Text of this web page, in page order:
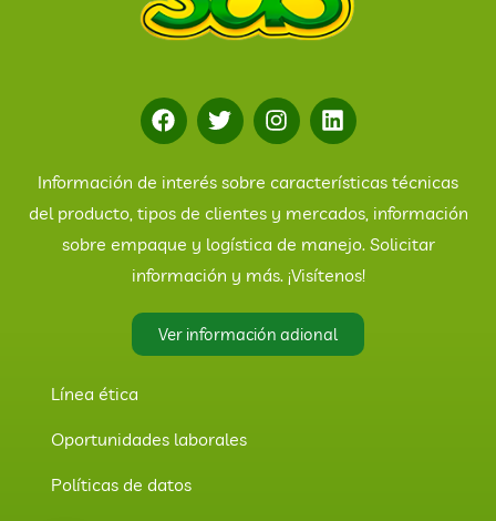
Información de interés sobre características técnicas
del producto, tipos de clientes y mercados, información
sobre empaque y logística de manejo. Solicitar
información y más. ¡Visítenos!
Ver información adional
Línea ética
Oportunidades laborales
Políticas de datos